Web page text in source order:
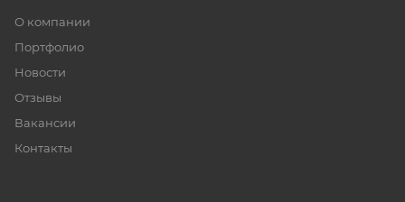
О компании
Портфолио
Новости
Отзывы
Вакансии
Контакты